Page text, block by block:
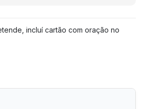
incluí cartão com oração no